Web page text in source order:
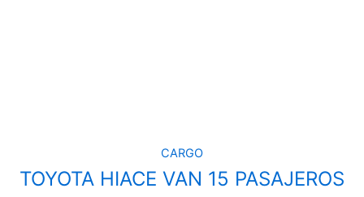
CARGO
TOYOTA HIACE VAN 15 PASAJEROS